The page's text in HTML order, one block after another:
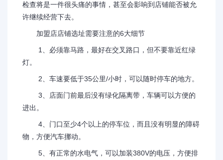
检查将是一件很头痛的事情，甚至会影响到店铺能否被允
许继续经营下去。
加盟店店铺选址需要注意的6大细节
1、必须靠马路，最好在交叉路口，但不要靠近红绿
灯。
2、车速要低于35公里/小时，可以随时停车的地方。
3、店面门前最后没有绿化隔离带，车辆可以方便的
进出。
4、门口至少4个以上的停车位，而且没有明显的障碍
物，方便汽车挪动。
5、有正常的水电气，可以加装380V的电压，方便排